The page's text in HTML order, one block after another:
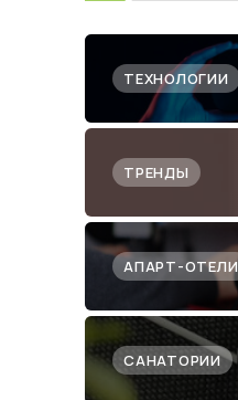
ТЕХНОЛОГИИ
ТРЕНДЫ
АПАРТ-ОТЕЛИ
САНАТОРИИ